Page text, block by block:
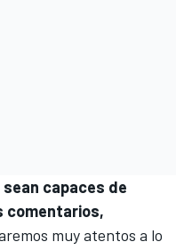
capaces de
comentarios,
muy atentos a lo